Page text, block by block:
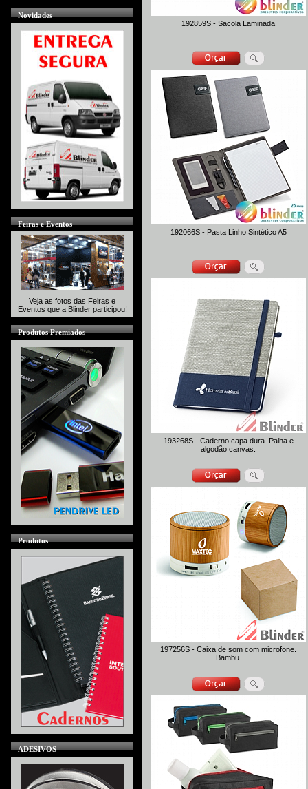
Novidades
Feiras e Eventos
Veja as fotos das Feiras e
Eventos que a Blinder participou!
Produtos Premiados
Produtos
ADESIVOS
192859S - Sacola Laminada
192066S - Pasta Linho Sintético A5
193268S - Caderno capa dura. Palha e
algodão canvas.
197256S - Caixa de som com microfone.
Bambu.